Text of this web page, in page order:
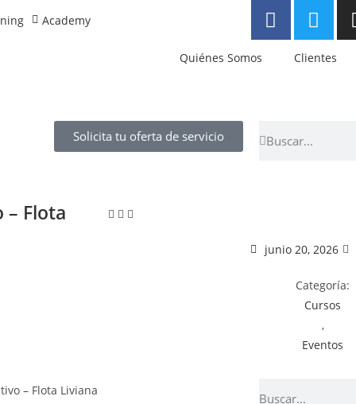
Academy
Quiénes Somos Clientes
Solicita tu oferta de servicio
– Flota
junio 20, 2026
Categoría:
Cursos
,
Eventos